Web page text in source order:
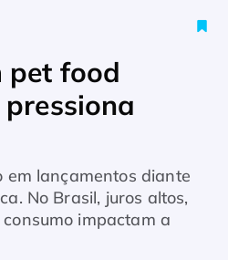
em pet food desacelera e
pet food
em lançamentos diante
No Brasil, juros altos,
impactam a